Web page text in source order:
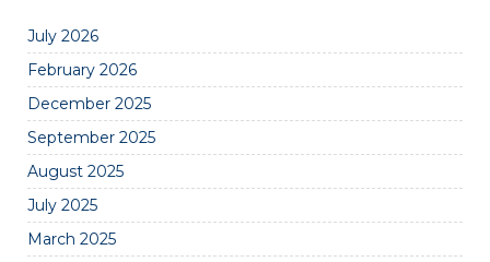
July 2026
February 2026
December 2025
September 2025
August 2025
July 2025
March 2025